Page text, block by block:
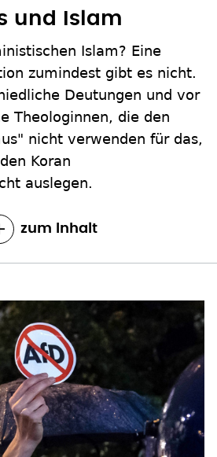
und Islam
Islam? Eine
zumindest gibt es nicht.
Deutungen und vor
Theologinnen, die den
nicht verwenden für das,
Koran
auslegen.
zum Inhalt